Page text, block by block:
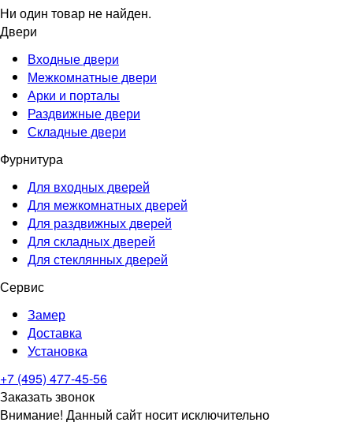
Ни один товар не найден.
Двери
Входные двери
Межкомнатные двери
Арки и порталы
Раздвижные двери
Складные двери
Фурнитура
Для входных дверей
Для межкомнатных дверей
Для раздвижных дверей
Для складных дверей
Для стеклянных дверей
Сервис
Замер
Доставка
Установка
+7 (495) 477-45-56
Заказать звонок
Внимание! Данный сайт носит исключительно